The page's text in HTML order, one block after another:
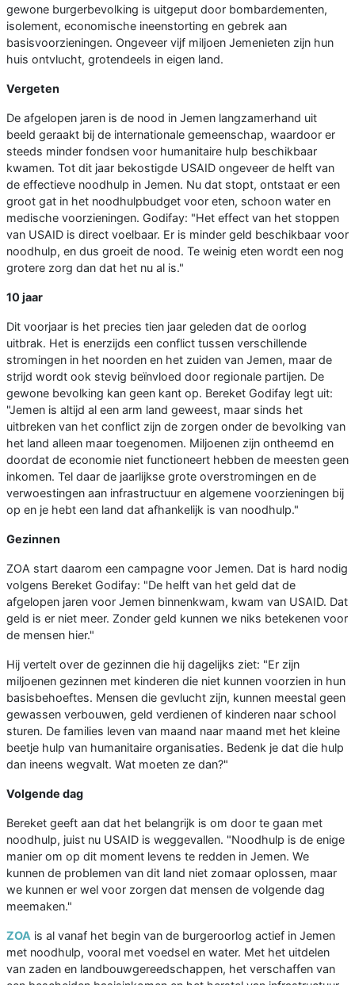
gewone burgerbevolking is uitgeput door bombardementen,
isolement, economische ineenstorting en gebrek aan
basisvoorzieningen. Ongeveer vijf miljoen Jemenieten zijn hun
huis ontvlucht, grotendeels in eigen land.
Vergeten
De afgelopen jaren is de nood in Jemen langzamerhand uit
beeld geraakt bij de internationale gemeenschap, waardoor er
steeds minder fondsen voor humanitaire hulp beschikbaar
kwamen. Tot dit jaar bekostigde USAID ongeveer de helft van
de effectieve noodhulp in Jemen. Nu dat stopt, ontstaat er een
groot gat in het noodhulpbudget voor eten, schoon water en
medische voorzieningen. Godifay: "Het effect van het stoppen
van USAID is direct voelbaar. Er is minder geld beschikbaar voor
noodhulp, en dus groeit de nood. Te weinig eten wordt een nog
grotere zorg dan dat het nu al is."
10 jaar
Dit voorjaar is het precies tien jaar geleden dat de oorlog
uitbrak. Het is enerzijds een conflict tussen verschillende
stromingen in het noorden en het zuiden van Jemen, maar de
strijd wordt ook stevig beïnvloed door regionale partijen. De
gewone bevolking kan geen kant op. Bereket Godifay legt uit:
"Jemen is altijd al een arm land geweest, maar sinds het
uitbreken van het conflict zijn de zorgen onder de bevolking van
het land alleen maar toegenomen. Miljoenen zijn ontheemd en
doordat de economie niet functioneert hebben de meesten geen
inkomen. Tel daar de jaarlijkse grote overstromingen en de
verwoestingen aan infrastructuur en algemene voorzieningen bij
op en je hebt een land dat afhankelijk is van noodhulp."
Gezinnen
ZOA start daarom een campagne voor Jemen. Dat is hard nodig
volgens Bereket Godifay: "De helft van het geld dat de
afgelopen jaren voor Jemen binnenkwam, kwam van USAID. Dat
geld is er niet meer. Zonder geld kunnen we niks betekenen voor
de mensen hier."
Hij vertelt over de gezinnen die hij dagelijks ziet: "Er zijn
miljoenen gezinnen met kinderen die niet kunnen voorzien in hun
basisbehoeftes. Mensen die gevlucht zijn, kunnen meestal geen
gewassen verbouwen, geld verdienen of kinderen naar school
sturen. De families leven van maand naar maand met het kleine
beetje hulp van humanitaire organisaties. Bedenk je dat die hulp
dan ineens wegvalt. Wat moeten ze dan?"
Volgende dag
Bereket geeft aan dat het belangrijk is om door te gaan met
noodhulp, juist nu USAID is weggevallen. "Noodhulp is de enige
manier om op dit moment levens te redden in Jemen. We
kunnen de problemen van dit land niet zomaar oplossen, maar
we kunnen er wel voor zorgen dat mensen de volgende dag
meemaken."
ZOA is al vanaf het begin van de burgeroorlog actief in Jemen
met noodhulp, vooral met voedsel en water. Met het uitdelen
van zaden en landbouwgereedschappen, het verschaffen van